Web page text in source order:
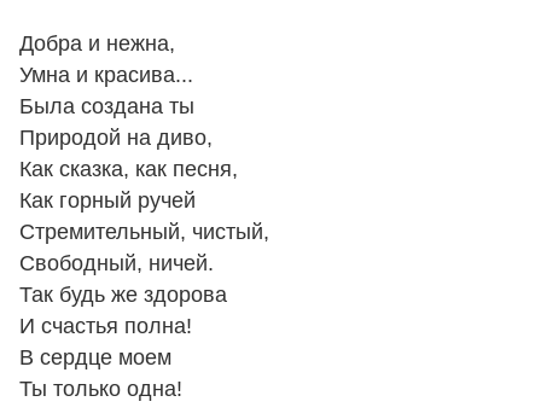
Добра и нежна,
Умна и красива...
Была создана ты
Природой на диво,
Как сказка, как песня,
Как горный ручей
Стремительный, чистый,
Свободный, ничей.
Так будь же здорова
И счастья полна!
В сердце моем
Ты только одна!